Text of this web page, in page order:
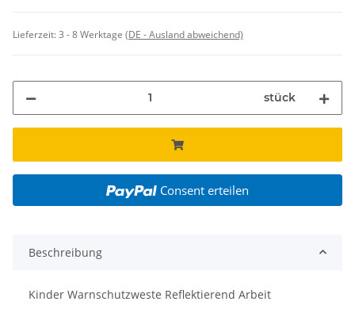
Lieferzeit:3 - 8 Werktage (DE - Ausland abweichend)
stück
Consent erteilen
Beschreibung
Kinder Warnschutzweste Reflektierend Arbeit